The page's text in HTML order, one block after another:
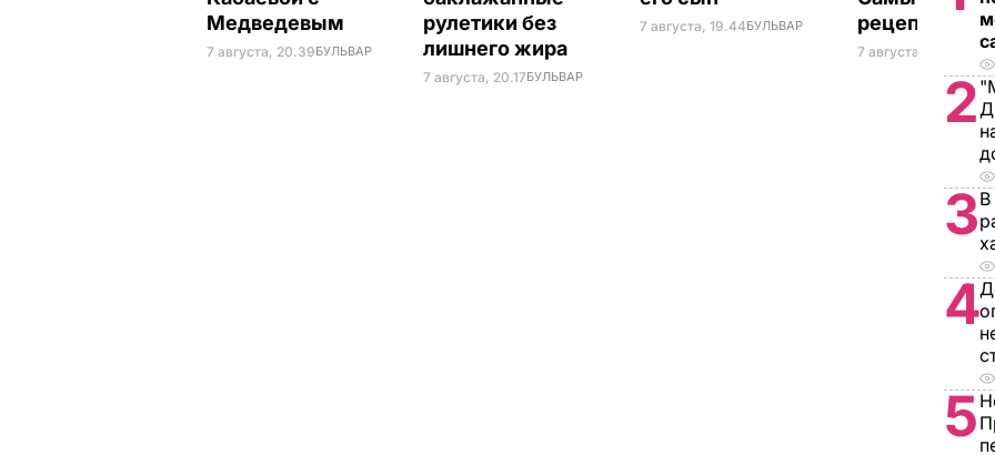
Медведевым
7 августа, 20.39БУЛЬВАР
рулетики без
лишнего жира
7 августа, 20.17БУЛЬВАР
7 августа, 19.44БУЛЬВАР
рецепт
7 августа, 18.16
2
3В
4
5